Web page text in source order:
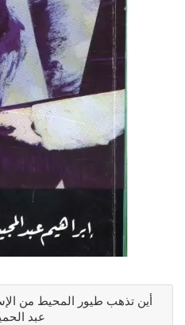
أين تذهب طيور المحيط من
عبد